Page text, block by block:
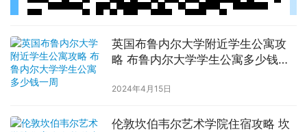
英国布鲁内尔大学附近学生公寓攻
略 布鲁内尔大学学生公寓多少钱一
2024年4月15日
伦敦坎伯韦尔艺术学院住宿攻略 坎